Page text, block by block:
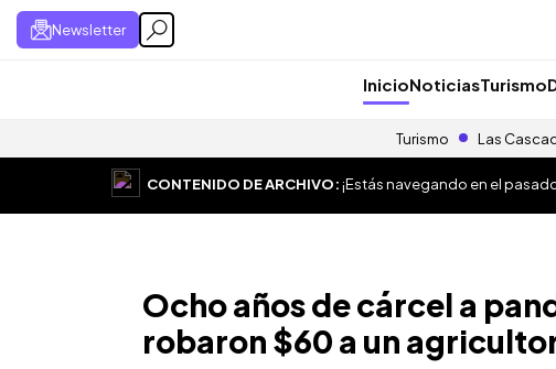
Newsletter
InicioNoticiasTurismo
Turismo Las
CONTENIDO DE ARCHIVO:¡Estás navegando en el
Ocho años de cárcel a
robaron $60 a un